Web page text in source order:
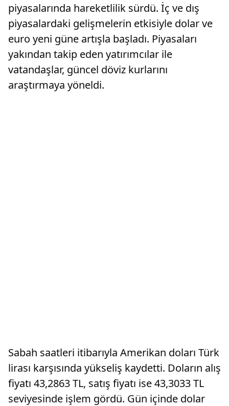
piyasalarında hareketlilik sürdü. İç ve dış
piyasalardaki gelişmelerin etkisiyle dolar ve
euro yeni güne artışla başladı. Piyasaları
yakından takip eden yatırımcılar ile
vatandaşlar, güncel döviz kurlarını
araştırmaya yöneldi.
Sabah saatleri itibarıyla Amerikan doları Türk
lirası karşısında yükseliş kaydetti. Doların alış
fiyatı 43,2863 TL, satış fiyatı ise 43,3033 TL
seviyesinde işlem gördü. Gün içinde dolar